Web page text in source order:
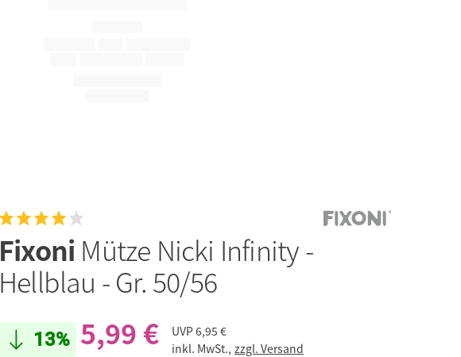
Fixoni Mütze Nicki Infinity -
Hellblau - Gr. 50/56
13% 5,99 € UVP6,95 €
inkl. MwSt., zzgl. Versand